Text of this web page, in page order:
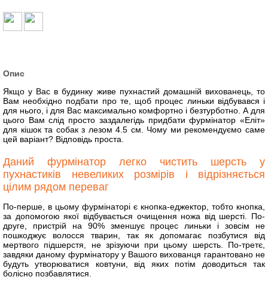
Опис
Якщо у Вас в будинку живе пухнастий домашній вихованець, то
Вам необхідно подбати про те, щоб процес линьки відбувався і
для нього, і для Вас максимально комфортно і безтурботно. А для
цього Вам слід просто заздалегідь придбати фурмінатор «Еліт»
для кішок та собак з лезом 4.5 см. Чому ми рекомендуємо саме
цей варіант? Відповідь проста.
Даний фурмінатор легко чистить шерсть у
пухнастиків невеликих розмірів і відрізняється
цілим рядом переваг
По-перше, в цьому фурмінаторі є кнопка-еджектор, тобто кнопка,
за допомогою якої відбувається очищення ножа від шерсті. По-
друге, пристрій на 90% зменшує процес линьки і зовсім не
пошкоджує волосся тварин, так як допомагає позбутися від
мертвого підшерстя, не зрізуючи при цьому шерсть. По-третє,
завдяки даному фурмінатору у Вашого вихованця гарантовано не
будуть утворюватися ковтуни, від яких потім доводиться так
болісно позбавлятися.